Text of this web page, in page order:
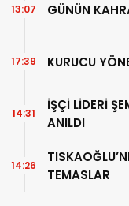
GÜNÜN
13:07
KURUCU
17:39
İŞÇİ LİDERİ
ANILDI
14:31
TEMASLAR
14:26